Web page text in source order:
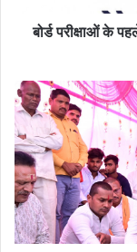
संदेश….
बोर्ड परीक्षाओं के
उपमुख्यमंत्री
विजय
शर्मा
ने
12.63
करोड़
की
सड़क
का